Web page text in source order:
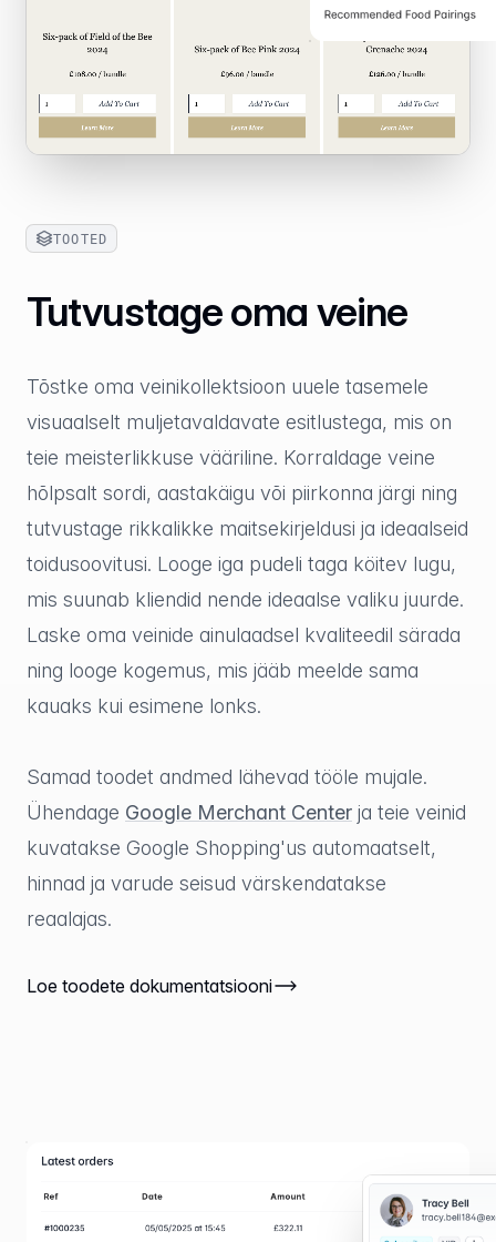
TOOTED
Tutvustage oma veine
Tõstke oma veinikollektsioon uuele tasemele
visuaalselt muljetavaldavate esitlustega, mis on
teie meisterlikkuse vääriline. Korraldage veine
hõlpsalt sordi, aastakäigu või piirkonna järgi ning
tutvustage rikkalikke maitsekirjeldusi ja ideaalseid
toidusoovitusi. Looge iga pudeli taga köitev lugu,
mis suunab kliendid nende ideaalse valiku juurde.
Laske oma veinide ainulaadsel kvaliteedil särada
ning looge kogemus, mis jääb meelde sama
kauaks kui esimene lonks.
Samad toodet andmed lähevad tööle mujale.
Ühendage Google Merchant Center ja teie veinid
kuvatakse Google Shopping'us automaatselt,
hinnad ja varude seisud värskendatakse
reaalajas.
Loe toodete dokumentatsiooni